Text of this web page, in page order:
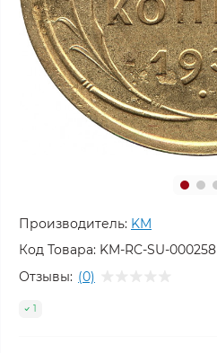
Производитель: KM
Код Товара: KM-RC-SU-000258
Отзывы: (0)
1